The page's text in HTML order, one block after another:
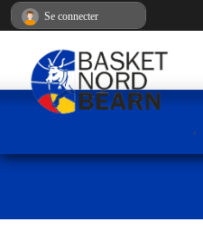
Se connecter
Panneau de gestion des cookies